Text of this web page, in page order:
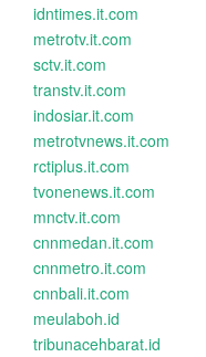
idntimes.it.com
metrotv.it.com
sctv.it.com
transtv.it.com
indosiar.it.com
metrotvnews.it.com
rctiplus.it.com
tvonenews.it.com
mnctv.it.com
cnnmedan.it.com
cnnmetro.it.com
cnnbali.it.com
meulaboh.id
tribunacehbarat.id